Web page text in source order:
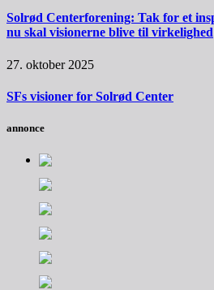
Solrød Centerforening: Tak for et
nu skal visionerne blive til virkelighed
27. oktober 2025
SFs visioner for Solrød Center
annonce